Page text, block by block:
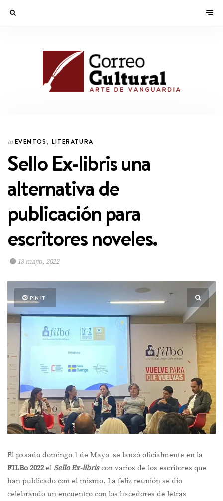
In EVENTOS, LITERATURA
Sello Ex-libris una
alternativa de
publicación para
escritores noveles.
18 mayo, 2022
PIN IT
El pasado domingo 1 de Mayo se lanzó oficialmente en la
FILBo 2022el Sello Ex-libriscon varios de los escritores que
han publicado con el mismo. La feliz reunión se dio
celebrando un encuentro con los hacedores de letras